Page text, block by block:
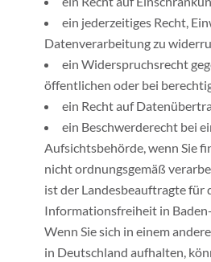
ein jederzeitiges Recht,
Datenverarbeitung zu
ein Widerspruchsrecht
öffentlichen oder bei
ein Recht auf
ein Beschwerderecht bei
Aufsichtsbehörde, wenn Sie
nicht ordnungsgemäß
ist der Landesbeauftragte für
Informationsfreiheit in
Wenn Sie sich in einem
in Deutschland aufhalten,